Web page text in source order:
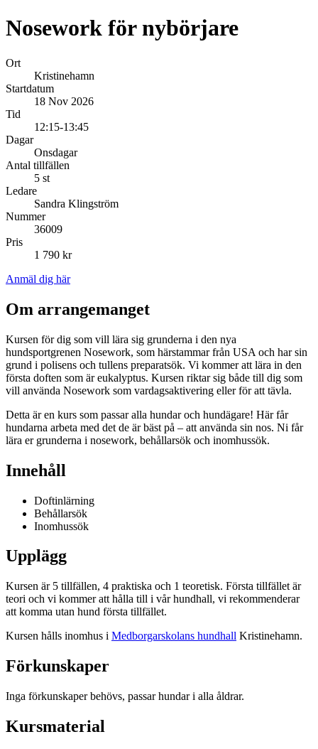
Nosework för nybörjare
Ort
Kristinehamn
Startdatum
18 Nov 2026
Tid
12:15-13:45
Dagar
Onsdagar
Antal tillfällen
5 st
Ledare
Sandra Klingström
Nummer
36009
Pris
1 790 kr
Anmäl dig här
Om arrangemanget
Kursen för dig som vill lära sig grunderna i den nya
hundsportgrenen Nosework, som härstammar från USA och har sin
grund i polisens och tullens preparatsök. Vi kommer att lära in den
första doften som är eukalyptus. Kursen riktar sig både till dig som
vill använda Nosework som vardagsaktivering eller för att tävla.
Detta är en kurs som passar alla hundar och hundägare! Här får
hundarna arbeta med det de är bäst på – att använda sin nos. Ni får
lära er grunderna i nosework, behållarsök och inomhussök.
Innehåll
Doftinlärning
Behållarsök
Inomhussök
Upplägg
Kursen är 5 tillfällen, 4 praktiska och 1 teoretisk. Första tillfället är
teori och vi kommer att hålla till i vår hundhall, vi rekommenderar
att komma utan hund första tillfället.
Kursen hålls inomhus i Medborgarskolans hundhall Kristinehamn.
Förkunskaper
Inga förkunskaper behövs, passar hundar i alla åldrar.
Kursmaterial